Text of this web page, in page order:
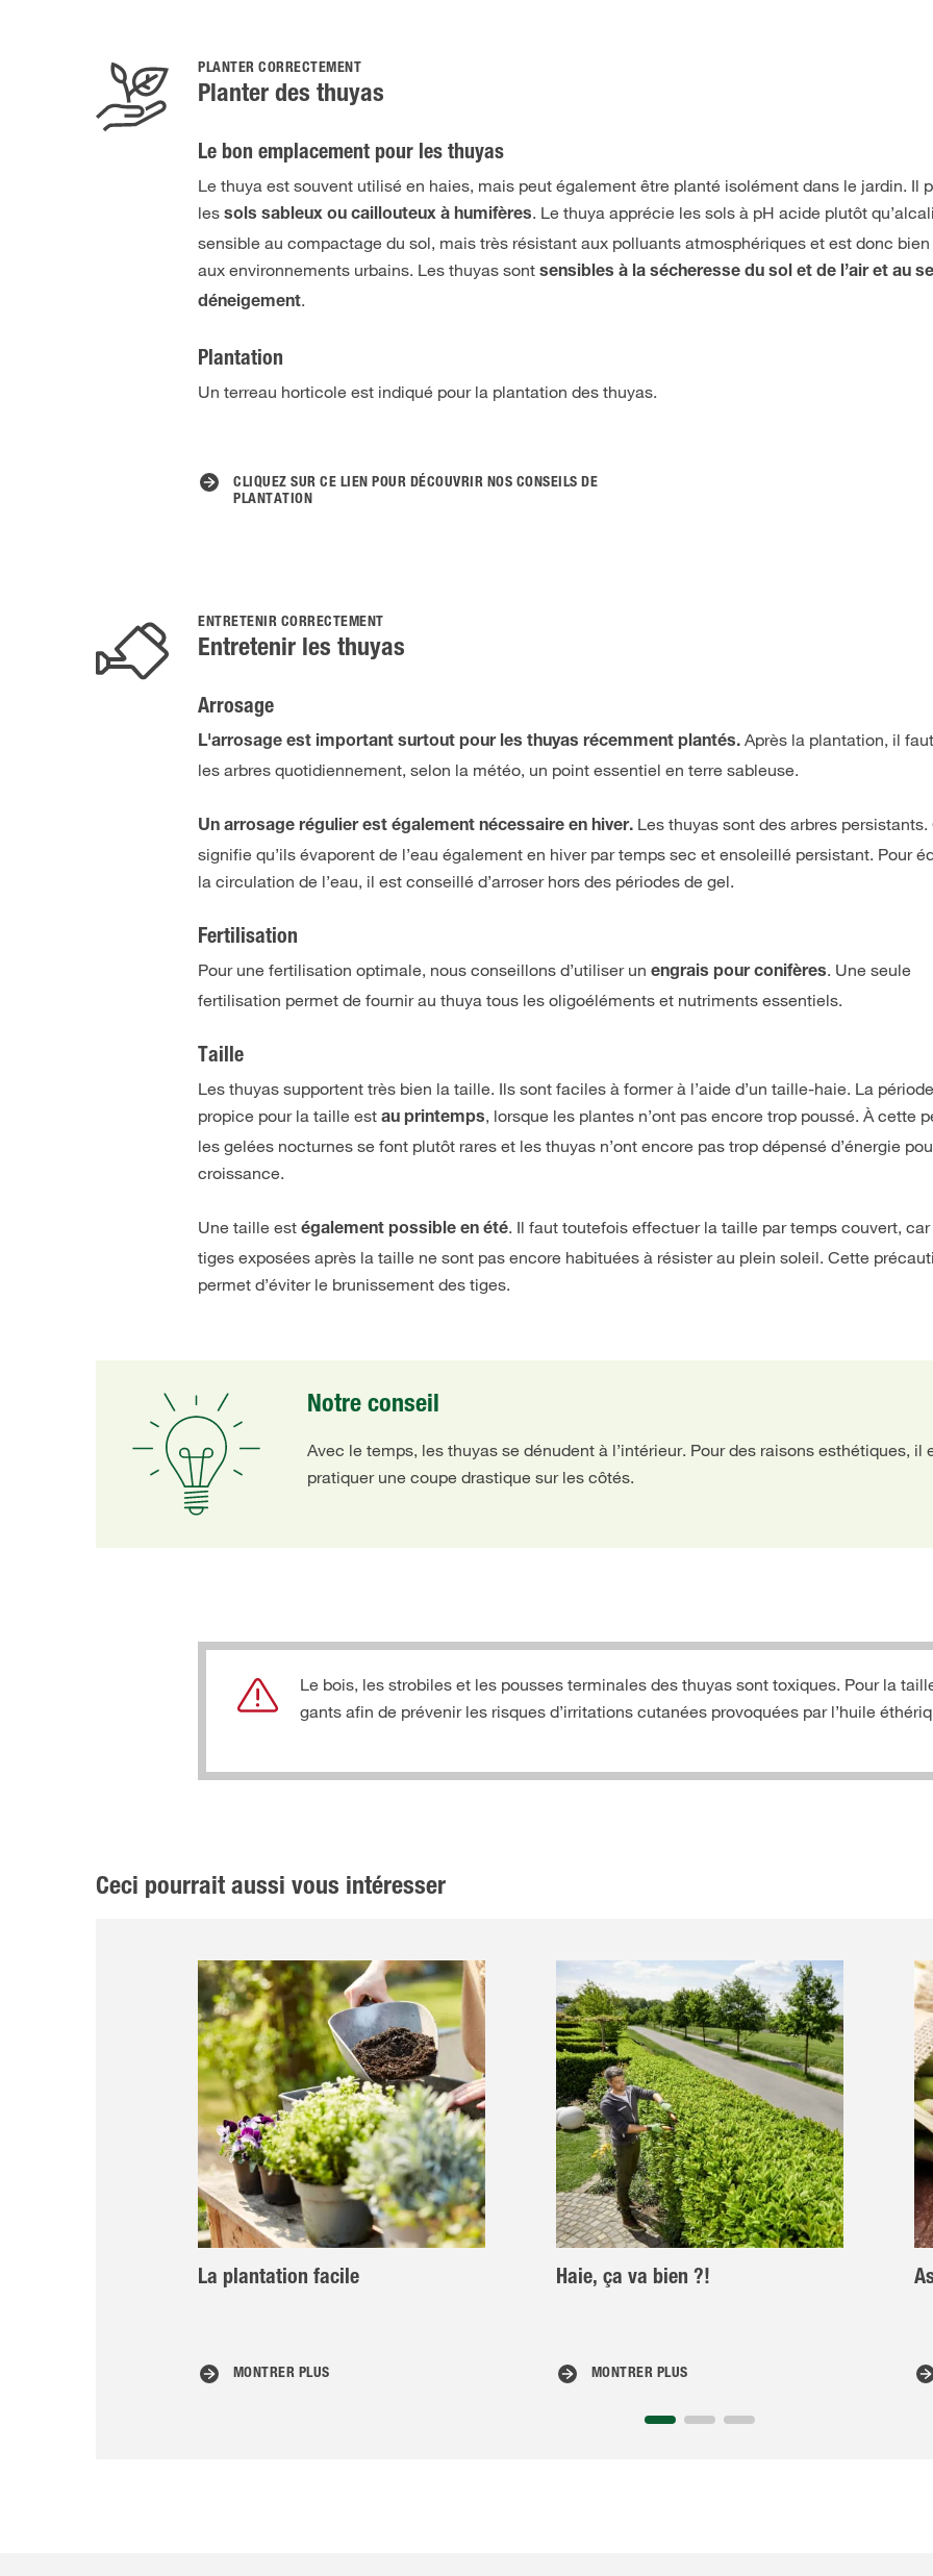
PLANTER CORRECTEMENT
Planter des thuyas
Le bon emplacement pour les thuyas
Le thuya est souvent utilisé en haies, mais peut également être planté isolément dans le jardin. Il
lessols sableux ou caillouteux à humifères. Le thuya apprécie les sols à pH acide plutôt
sensible au compactage du sol, mais très résistant aux polluants atmosphériques et est donc
aux environnements urbains. Les thuyas sontsensibles à la sécheresse du sol et de l’air et au
déneigement.
Plantation
Un terreau horticole est indiqué pour la plantation des thuyas.
CLIQUEZ SUR CE LIEN POUR DÉCOUVRIR NOS CONSEILS DE
PLANTATION
ENTRETENIR CORRECTEMENT
Entretenir les thuyas
Arrosage
L'arrosage est important surtout pour les thuyas récemment plantés.Après la plantation, il
les arbres quotidiennement, selon la météo, un point essentiel en terre sableuse.
Un arrosage régulier est également nécessaire en hiver. Les thuyas sont des arbres persistants.
signifie qu’ils évaporent de l’eau également en hiver par temps sec et ensoleillé persistant. Pour
la circulation de l’eau, il est conseillé d’arroser hors des périodes de gel.
Fertilisation
Pour une fertilisation optimale, nous conseillons d’utiliser unengrais pour conifères. Une seule
fertilisation permet de fournir au thuya tous les oligoéléments et nutriments essentiels.
Taille
Les thuyas supportent très bien la taille. Ils sont faciles à former à l’aide d’un taille-haie. La
propice pour la taille estau printemps, lorsque les plantes n’ont pas encore trop poussé. À cette
les gelées nocturnes se font plutôt rares et les thuyas n’ont encore pas trop dépensé d’énergie
croissance.
Une taille estégalement possible en été. Il faut toutefois effectuer la taille par temps couvert,
tiges exposées après la taille ne sont pas encore habituées à résister au plein soleil. Cette
permet d’éviter le brunissement des tiges.
Notre conseil
Avec le temps, les thuyas se dénudent à l’intérieur. Pour des raisons esthétiques, il
pratiquer une coupe drastique sur les côtés.
Le bois, les strobiles et les pousses terminales des thuyas sont toxiques. Pour la
gants afin de prévenir les risques d’irritations cutanées provoquées par l’huile
Ceci pourrait aussi vous intéresser
La plantation facile
MONTRER PLUS
Haie, ça va bien ?!
MONTRER PLUS